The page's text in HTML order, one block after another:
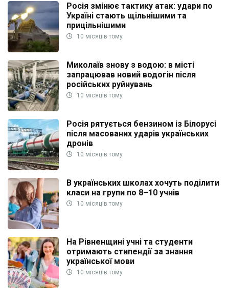
Росія змінює тактику атак: удари по
Україні стають щільнішими та
прицільнішими
10 місяців тому
Миколаїв знову з водою: в місті
запрацював новий водогін після
російських руйнувань
10 місяців тому
Росія рятується бензином із Білорусі
після масованих ударів українських
дронів
10 місяців тому
В українських школах хочуть поділити
класи на групи по 8–10 учнів
10 місяців тому
На Рівненщині учні та студенти
отримають стипендії за знання
української мови
10 місяців тому